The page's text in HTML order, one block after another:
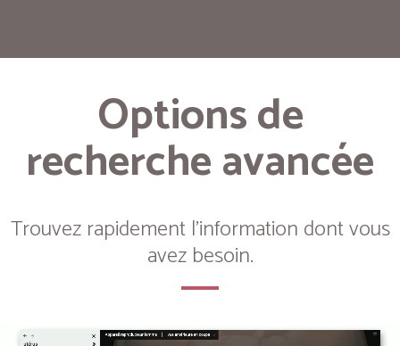
Options de
recherche avancée
Trouvez rapidement l'information dont vous
avez besoin.